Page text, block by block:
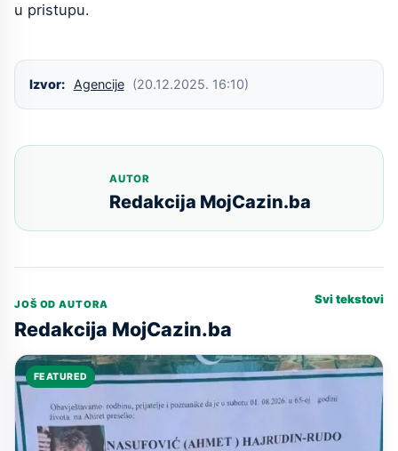
u pristupu.
Izvor: Agencije (20.12.2025. 16:10)
AUTOR
Redakcija MojCazin.ba
JOŠ OD AUTORA
Redakcija MojCazin.ba
Svi tekstovi
FEATURED